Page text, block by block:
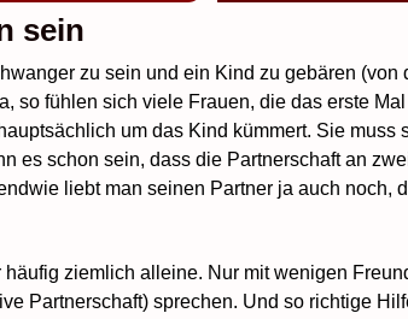
sein
zu sein und ein Kind zu gebären
so fühlen sich viele Frauen, die das erste
um das Kind kümmert. Sie muss
es schon sein, dass die Partnerschaft an
liebt man seinen Partner ja auch noch,
ziemlich alleine. Nur mit wenigen
Partnerschaft) sprechen. Und so richtige